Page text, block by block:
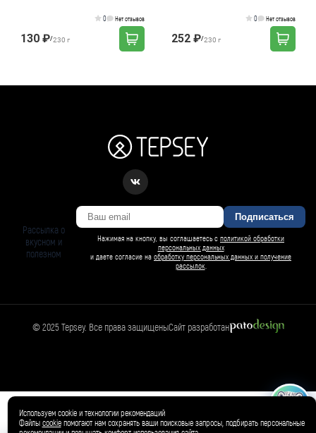
🛍️ Магазин
Товар добавлен в корзину ✓
0 Нет отзывов
130 ₽/230 г
0 Нет отзывов
252 ₽/230 г
Рассылка о
вкусном и
полезном
Подписаться
Нажимая на кнопку, вы соглашаетесь с политикой обработки
персональных данных
и даете согласие на обработку персональных данных и получение
рассылок
© 2025 Tepsey. Все права защищеныСайт разработан
Используем cookie и технологии рекомендаций
Файлы cookieпомогают нам сохранять ваши поисковые запросы, подбирать персональные
БАРСИ ИИ